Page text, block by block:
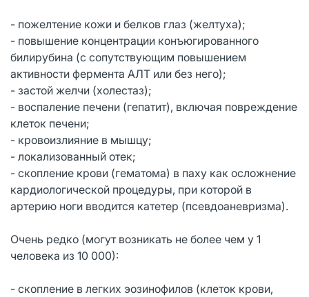
- пожелтение кожи и белков глаз (желтуха);
- повышение концентрации конъюгированного
билирубина (с сопутствующим повышением
активности фермента АЛТ или без него);
- застой желчи (холестаз);
- воспаление печени (гепатит), включая повреждение
клеток печени;
- кровоизлияние в мышцу;
- локализованный отек;
- скопление крови (гематома) в паху как осложнение
кардиологической процедуры, при которой в
артерию ноги вводится катетер (псевдоаневризма).
Очень редко (могут возникать не более чем у 1
человека из 10 000):
- скопление в легких эозинофилов (клеток крови,